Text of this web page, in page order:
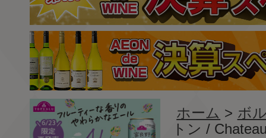
ホーム > ボ
トン /